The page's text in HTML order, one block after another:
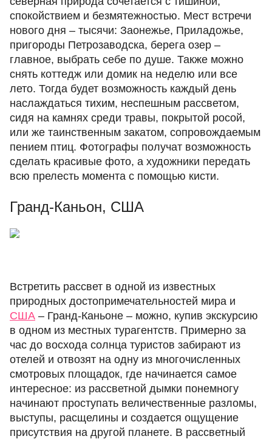
спокойствием и безмятежностью. Мест встречи
нового дня – тысячи: Заонежье, Приладожье,
пригороды Петрозаводска, берега озер –
главное, выбрать себе по душе. Также можно
снять коттедж или домик на неделю или все
лето. Тогда будет возможность каждый день
наслаждаться тихим, неспешным рассветом,
сидя на камнях среди травы, покрытой росой,
или же таинственным закатом, сопровождаемым
пением птиц. Фотографы получат возможность
сделать красивые фото, а художники передать
всю прелесть момента с помощью кисти.
Гранд-Каньон, США
Встретить рассвет в одной из известных
природных достопримечательностей мира и
США – Гранд-Каньоне – можно, купив экскурсию
в одном из местных турагентств. Примерно за
час до восхода солнца туристов забирают из
отелей и отвозят на одну из многочисленных
смотровых площадок, где начинается самое
интересное: из рассветной дымки понемногу
начинают проступать величественные разломы,
выступы, расщелины и создается ощущение
присутствия на другой планете. В рассветный